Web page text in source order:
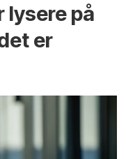
lysere på
er